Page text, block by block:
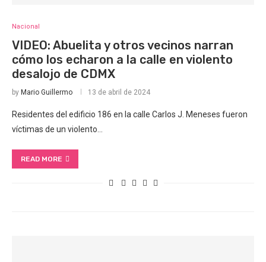
Nacional
VIDEO: Abuelita y otros vecinos narran
cómo los echaron a la calle en violento
desalojo de CDMX
by Mario Guillermo 13 de abril de 2024
Residentes del edificio 186 en la calle Carlos J. Meneses fueron
víctimas de un violento…
READ MORE